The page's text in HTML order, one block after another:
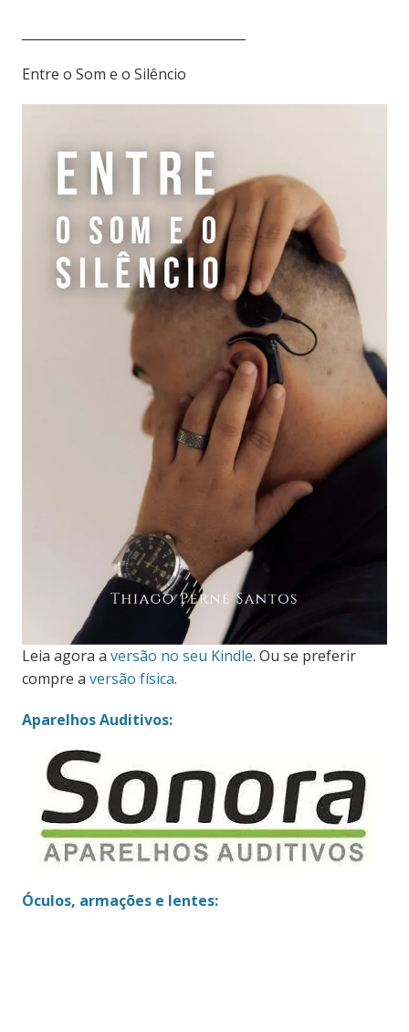
Entre o Som e o Silêncio
Leia agora a versão no seu Kindle. Ou se preferir
compre a versão física.
Aparelhos Auditivos:
Óculos, armações e lentes: